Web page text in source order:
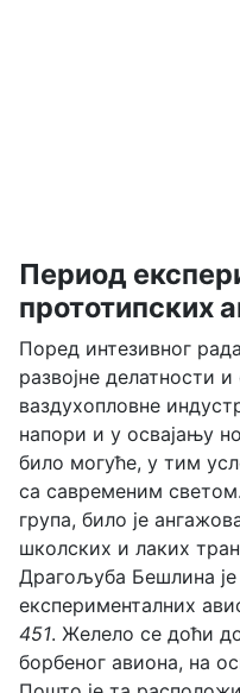
Период
прототипских
Поред интезивног
развојне делатности
ваздухопловне
напори и у освајању
било могуће, у тим
са савременим
група, било је
школских и лаких
Драгољуба Бешлина
експерименталних
451. Желело се доћи
борбеног авиона, на